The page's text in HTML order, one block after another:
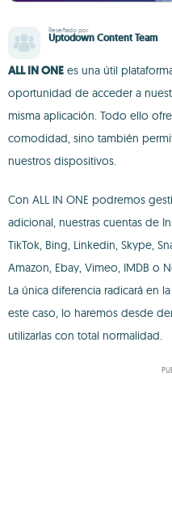
Reseñado por
Uptodown Content Team
ALL IN ONE es una útil
oportunidad de acceder a
misma aplicación. Todo ello
comodidad, sino también
nuestros dispositivos.
Con ALL IN ONE podremos
adicional, nuestras cuentas de
TikTok, Bing, Linkedin, Skype,
Amazon, Ebay, Vimeo, IMDB o
La única diferencia radicará en
este caso, lo haremos desde
utilizarlas con total normalidad.